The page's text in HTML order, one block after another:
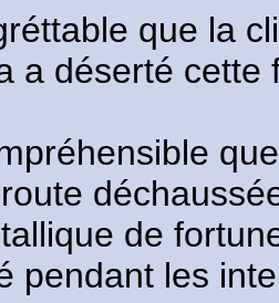
que la
a déserté cette
de
pendant les